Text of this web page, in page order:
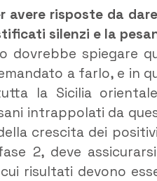
avere risposte da
silenzi e la
dovrebbe spiegare
a farlo, e in
la Sicilia
intrappolati da
crescita dei
2, deve
risultati devono